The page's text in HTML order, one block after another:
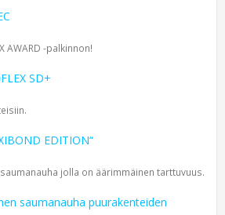
AWARD -palkinnon!
SD+
EDITION“
jolla on äärimmäinen tarttuvuus.
saumanauha puurakenteiden